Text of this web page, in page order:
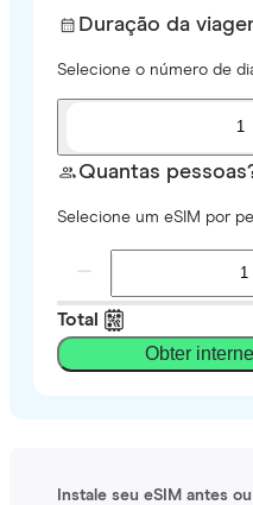
Duração da
Selecione o número de
1
Quantas
Selecione um eSIM por
Total
Obter
Instale seu eSIM antes